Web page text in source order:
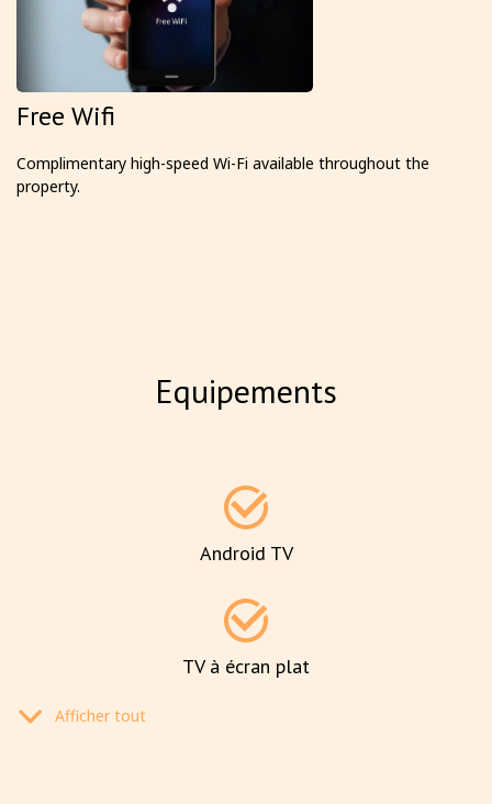
Free Wifi
Complimentary high-speed Wi-Fi available throughout the
property.
Equipements
Android TV
TV à écran plat
Afficher tout